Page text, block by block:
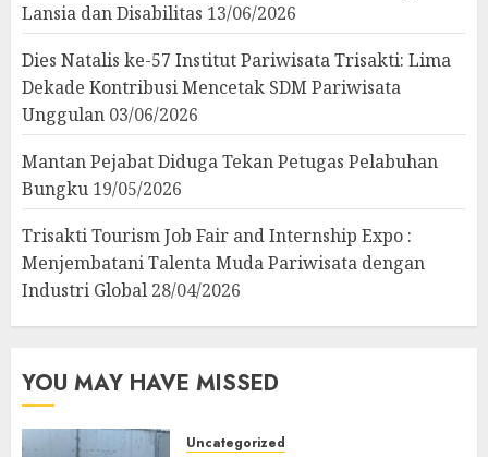
Lansia dan Disabilitas 13/06/2026
Dies Natalis ke-57 Institut Pariwisata Trisakti: Lima
Dekade Kontribusi Mencetak SDM Pariwisata
Unggulan 03/06/2026
Mantan Pejabat Diduga Tekan Petugas Pelabuhan
Bungku 19/05/2026
Trisakti Tourism Job Fair and Internship Expo :
Menjembatani Talenta Muda Pariwisata dengan
Industri Global 28/04/2026
YOU MAY HAVE MISSED
Uncategorized